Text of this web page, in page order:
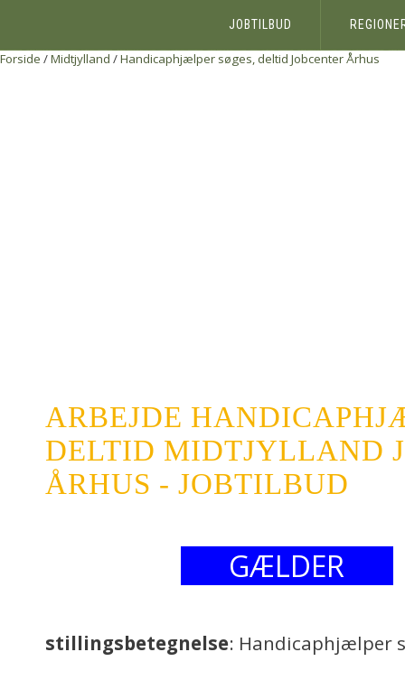
JOBTILBUD
Forside /Midtjylland /Handicaphjælper søges, deltid Jobcenter Århus
ARBEJDE
DELTID MIDTJYLLAND
ÅRHUS - JOBTILBUD
GÆLDER
stillingsbetegnelse: Handicaphjælper